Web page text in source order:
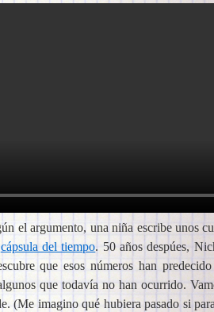
el argumento, una niña escribe unos
cápsula del tiempo. 50 años despúes,
que esos números han
que todavía no han ocurrido.
(Me imagino qué hubiera pasado si